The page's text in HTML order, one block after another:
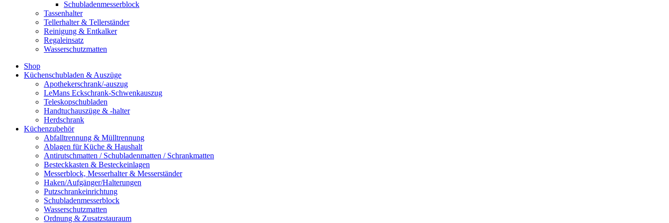
Schubladenmesserblock
Tassenhalter
Tellerhalter & Tellerständer
Reinigung & Entkalker
Regaleinsatz
Wasserschutzmatten
Shop
Küchenschubladen & Auszüge
Apothekerschrank/-auszug
LeMans Eckschrank-Schwenkauszug
Teleskopschubladen
Handtuchauszüge & -halter
Herdschrank
Küchenzubehör
Abfalltrennung & Mülltrennung
Ablagen für Küche & Haushalt
Antirutschmatten / Schubladenmatten / Schrankmatten
Besteckkasten & Besteckeinlagen
Messerblock, Messerhalter & Messerständer
Haken/Aufgänger/Halterungen
Putzschrankeinrichtung
Schubladenmesserblock
Wasserschutzmatten
Ordnung & Zusatzstauraum